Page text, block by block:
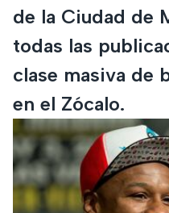
de la Ciudad de
todas las
clase masiva de
en el Zócalo.